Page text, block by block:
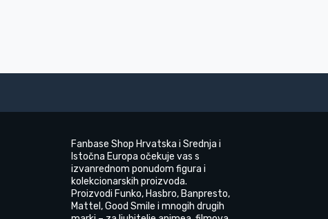
Fanbase Shop Hrvatska i Srednja i
Istočna Europa očekuje vas s
izvanrednom ponudom figura i
kolekcionarskih proizvoda.
Proizvodi Funko, Hasbro, Banpresto,
Mattel, Good Smile i mnogih drugih